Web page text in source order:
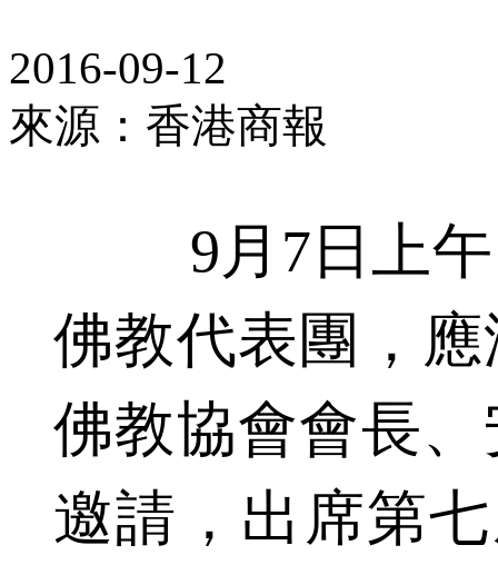
2016-09-12
來源：香港商報
9月7日上午
佛教代表團，
佛教協會會長
邀請，出席第